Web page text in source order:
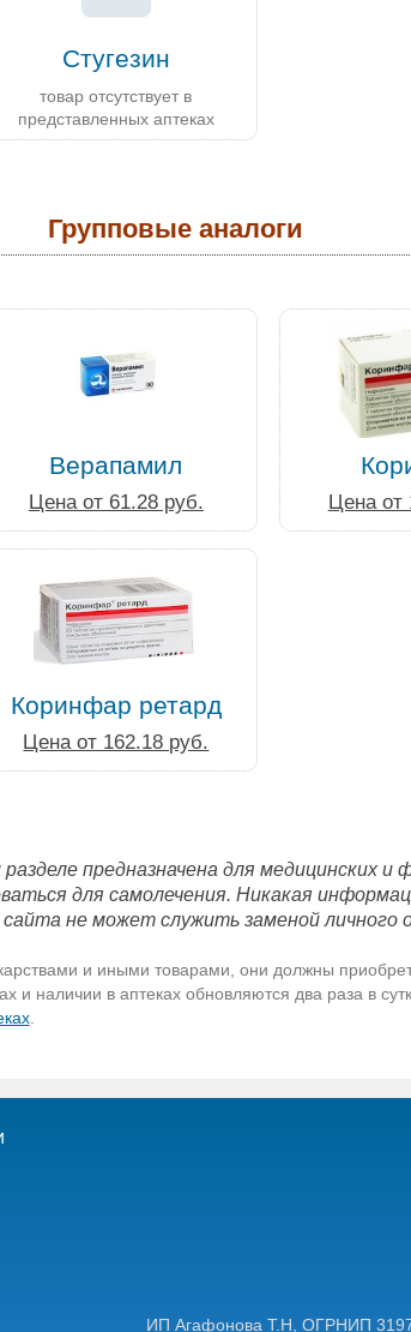
Стугезин
товар отсутствует в
представленных аптеках
Групповые аналоги
Верапамил
Цена от 61.28 руб. Цена от
Коринфар ретард
Цена от 162.18 руб.
предназначена для медицинских и
для самолечения. Никакая
не может служить заменой личного
и иными товарами, они должны
наличии в аптеках обновляются два раза в
.
ИП Агафонова Т.Н, ОГРНИП